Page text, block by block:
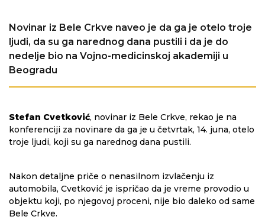
Novinar iz Bele Crkve naveo je da ga je otelo troje
ljudi, da su ga narednog dana pustili i da je do
nedelje bio na Vojno-medicinskoj akademiji u
Beogradu
Stefan Cvetković, novinar iz Bele Crkve, rekao je na
konferenciji za novinare da ga je u četvrtak, 14. juna, otelo
troje ljudi, koji su ga narednog dana pustili.
Nakon detaljne priče o nenasilnom izvlačenju iz
automobila, Cvetković je ispričao da je vreme provodio u
objektu koji, po njegovoj proceni, nije bio daleko od same
Bele Crkve.